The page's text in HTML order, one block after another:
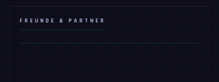
FREUNDE & PARTNER